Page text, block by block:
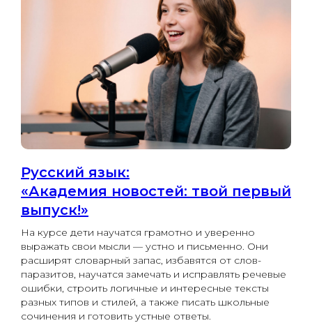
Русский язык:
«Академия новостей: твой первый
выпуск!»
На курсе дети научатся грамотно и уверенно
выражать свои мысли — устно и письменно. Они
расширят словарный запас, избавятся от слов-
паразитов, научатся замечать и исправлять речевые
ошибки, строить логичные и интересные тексты
разных типов и стилей, а также писать школьные
сочинения и готовить устные ответы.